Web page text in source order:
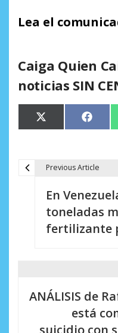
Lea el
Caiga Quien
noticias SIN
Compartir
en
X
(Twitter) en
Previous Article
En
toneladas
fertilizante
ANÁLISIS de
está
suicidio con